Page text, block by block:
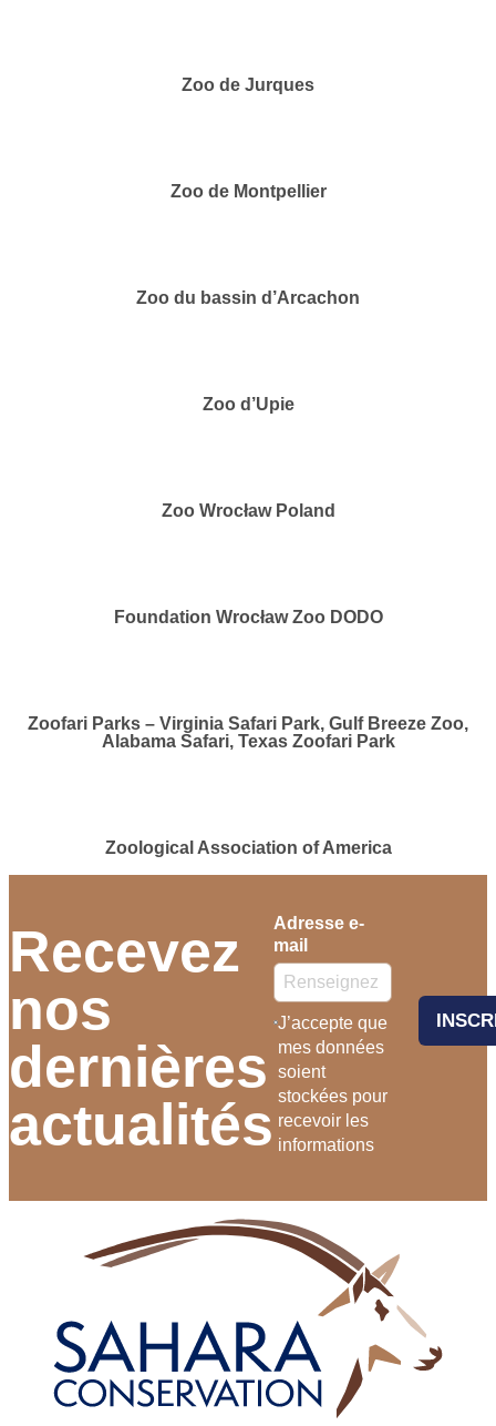
Zoo de Jurques
Zoo de Montpellier
Zoo du bassin d’Arcachon
Zoo d’Upie
Zoo Wrocław Poland
Foundation Wrocław Zoo DODO
Zoofari Parks – Virginia Safari Park, Gulf Breeze Zoo,
Alabama Safari, Texas Zoofari Park
Zoological Association of America
Recevez
nos
dernières
actualités
Adresse e-
mail
J’accepte que
mes données
soient
stockées pour
recevoir les
informations